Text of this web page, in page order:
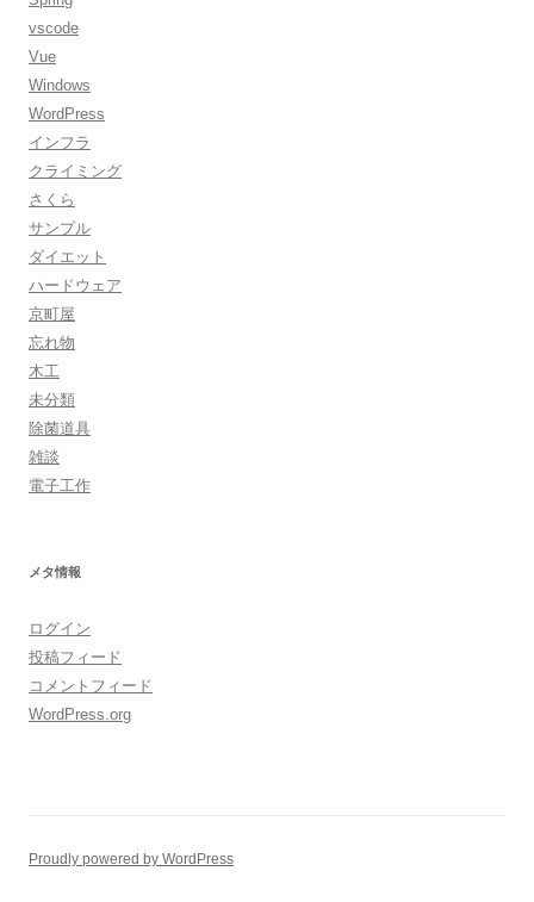
vscode
Vue
Windows
WordPress
インフラ
クライミング
さくら
サンプル
ダイエット
ハードウェア
京町屋
忘れ物
木工
未分類
除菌道具
雑談
電子工作
メタ情報
ログイン
投稿フィード
コメントフィード
WordPress.org
Proudly powered by WordPress